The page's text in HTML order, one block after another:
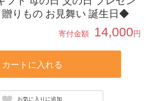
贈りもの お見舞い 誕生日◆
寄付金額 14,000円
カートに入れる
お気に入りに追加